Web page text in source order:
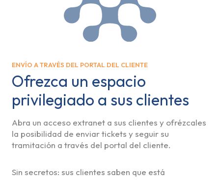
ENVÍO A TRAVÉS DEL PORTAL DEL CLIENTE
Ofrezca un espacio
privilegiado a sus clientes
Abra un acceso extranet a sus clientes y ofrézcales
la posibilidad de enviar tickets y seguir su
tramitación a través del portal del cliente.
Sin secretos: sus clientes saben que está